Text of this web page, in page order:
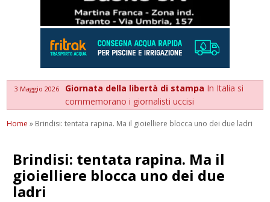
3 Maggio 2026 Giornata della libertà di stampa In Italia si
commemorano i giornalisti uccisi
Home » Brindisi: tentata rapina. Ma il gioielliere blocca uno dei due ladri
Brindisi: tentata rapina. Ma il
gioielliere blocca uno dei due
ladri